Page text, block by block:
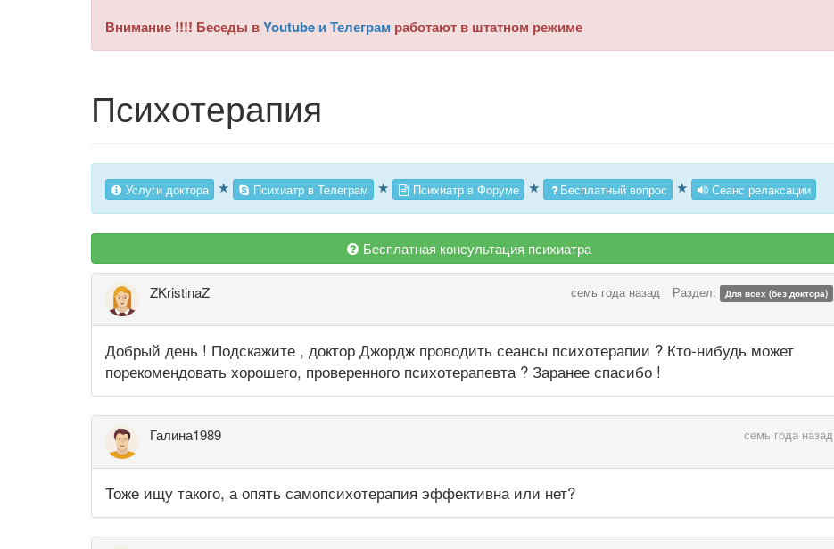
Внимание !!!! Беседы вYoutube и Телеграм работают в штатном режиме
Психотерапия
Услуги доктора ★ Психиатр в Телеграм ★ Психиатр в Форуме ★ Бесплатный вопрос ★ Сеанс релаксации
Бесплатная консультация психиатра
ZKristinaZ семь года назад Раздел: Для всех (без доктора)
Добрый день ! Подскажите , доктор Джордж проводить сеансы психотерапии ? Кто-нибудь может
порекомендовать хорошего, проверенного психотерапевта ? Заранее спасибо !
Галина1989 семь года назад
Тоже ищу такого, а опять самопсихотерапия эффективна или нет?